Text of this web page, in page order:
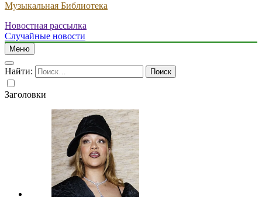
Музыкальная Библиотека
Новостная рассылка
Случайные новости
Меню
Найти:
Заголовки